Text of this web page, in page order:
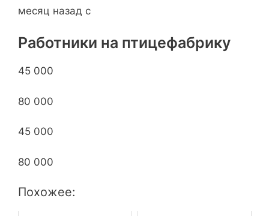
месяц назад с
Работники на птицефабрику
45 000
80 000
45 000
80 000
Похожее: